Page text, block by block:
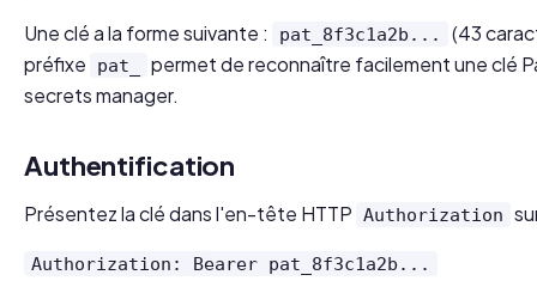
Une clé a la forme suivante :
pat_8f3c1a2b...
(43
préfixe
pat_
permet de reconnaître facilement une clé
secrets manager.
Authentification
Présentez la clé dans l'en-tête HTTP Authorization
Authorization: Bearer pat_8f3c1a2b...